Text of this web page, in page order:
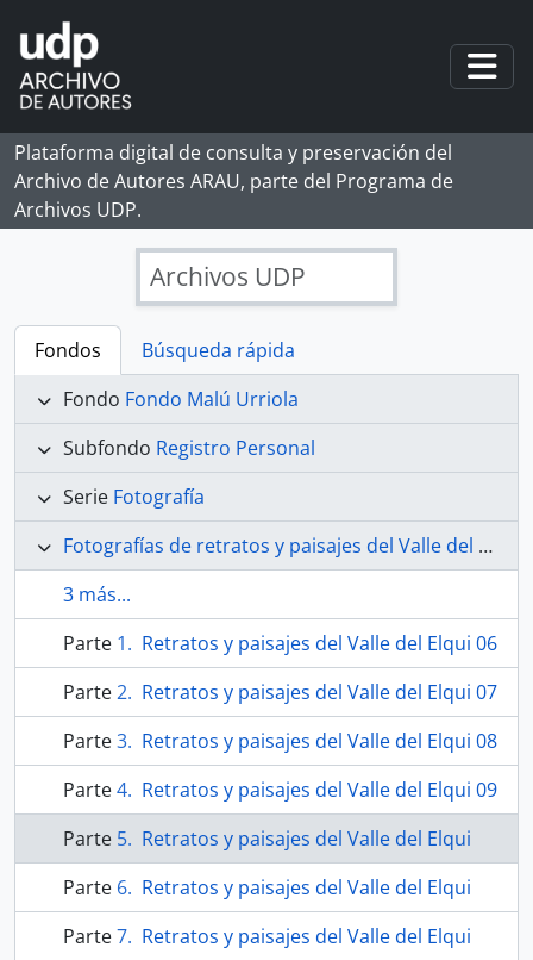
Skip to main content
Plataforma digital de consulta y preservación del
Archivo de Autores ARAU, parte del Programa de
Archivos UDP.
Archivos UDP
Fondos
Búsqueda rápida
Fondo Fondo Malú Urriola
Subfondo Registro Personal
Serie Fotografía
Fotografías de retratos y paisajes del Valle del Elqui
3 más...
Parte
Retratos y paisajes del Valle del Elqui 06
Parte
Retratos y paisajes del Valle del Elqui 07
Parte
Retratos y paisajes del Valle del Elqui 08
Parte
Retratos y paisajes del Valle del Elqui 09
Parte
Retratos y paisajes del Valle del Elqui
Parte
Retratos y paisajes del Valle del Elqui
Parte
Retratos y paisajes del Valle del Elqui